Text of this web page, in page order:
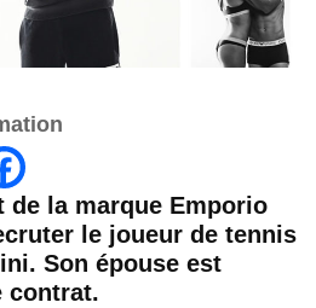
de la marque Emporio
le joueur de tennis
Son épouse est
contrat.